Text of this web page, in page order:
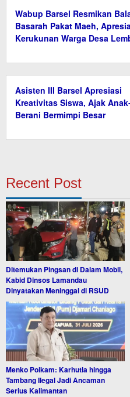
Wabup Barsel Resmikan
Basarah Pakat Maeh,
Kerukunan Warga Desa
Asisten III Barsel Apresiasi
Kreativitas Siswa, Ajak
Berani Bermimpi Besar
Recent Post
Ditemukan Pingsan di Dalam Mobil,
Kabid Dinsos Lamandau
Dinyatakan Meninggal di RSUD
Menko Polkam: Karhutla hingga
Tambang Ilegal Jadi Ancaman
Serius Kalimantan